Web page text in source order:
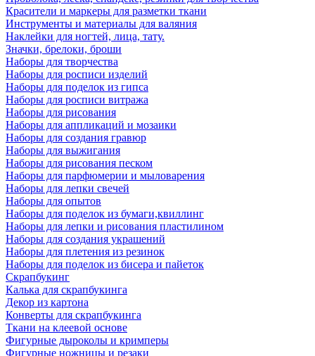
Красители и маркеры для разметки ткани
Инструменты и материалы для валяния
Наклейки для ногтей, лица, тату.
Значки, брелоки, броши
Наборы для творчества
Наборы для росписи изделий
Наборы для поделок из гипса
Наборы для росписи витража
Наборы для рисования
Наборы для аппликаций и мозаики
Наборы для создания гравюр
Наборы для выжигания
Наборы для рисования песком
Наборы для парфюмерии и мыловарения
Наборы для лепки свечей
Наборы для опытов
Наборы для поделок из бумаги,квиллинг
Наборы для лепки и рисования пластилином
Наборы для создания украшений
Наборы для плетения из резинок
Наборы для поделок из бисера и пайеток
Скрапбукинг
Калька для скрапбукинга
Декор из картона
Конверты для скрапбукинга
Ткани на клеевой основе
Фигурные дыроколы и кримперы
Фигурные ножницы и резаки